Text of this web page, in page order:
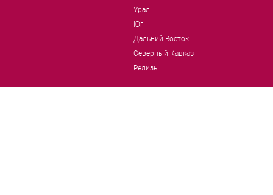
Урал
Юг
Дальний Восток
Северный Кавказ
Релизы